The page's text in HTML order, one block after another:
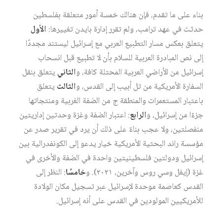
بناء على ما تقدم، فإن هنالك خمسة أمور متعلقة بفلسطين
حدثت في عهد ترامب، ولم تقرر إدارة بايدن تغييرها: الأول
يتعلق بعكس مسار التطبيع العربي مع إسرائيل ليستند مجددًا
إلى نص المبادرة العربية للسلام بأن لا تطبيع قبل انسحاب
إسرائيل من الأراضي العربية المحتلة كافة، والثانييتعلق بنقل
السفارة الأمريكية من تل أبيب إلى القدس، والثالثيتعلق
باعتبار المستعمرات والمنطقة ج من الضفة الغربية ومنتجاتها
جزءًا من إسرائيل، والرابع: اعتبار الضفة وغزة وحدتين إداريتين
منفصلتين، ولا عجب بناءً على ذلك أن يرد في تقرير صدر عن
مؤسسة راند البحثية الأمريكية خيار يدعو إلى الكونفدرالية بين
إسرائيل ودولتين فلسطينيتين واحدة في الضفة والأخرى في
غزة (إيغل وسي روس وآخرين، ٢٠٢١). و
خامسًا: النظر إلى
القدس كعاصمة موحدة لإسرائيل عبر تسجيل مكان الولادة
للأمريكيين المولودين في القدس على أنه إسرائيل.